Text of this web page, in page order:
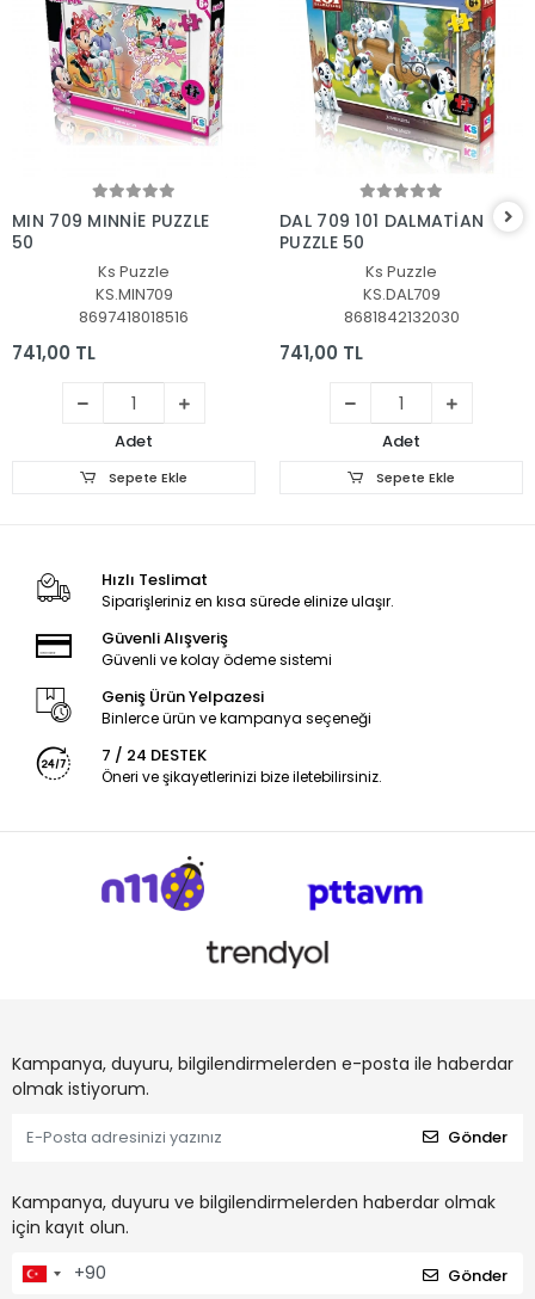
Sepete Ekle
MIN 709 MINNİE PUZZLE
50
Ks Puzzle
KS.MIN709
8697418018516
741,00 TL
Adet
Sepete Ekle
Sepete Ekle
DAL 709 101 DALMATİAN
PUZZLE 50
Ks Puzzle
KS.DAL709
8681842132030
741,00 TL
Adet
Sepete Ekle
Hızlı Teslimat
Siparişleriniz en kısa sürede elinize ulaşır.
Güvenli Alışveriş
Güvenli ve kolay ödeme sistemi
Geniş Ürün Yelpazesi
Binlerce ürün ve kampanya seçeneği
7 / 24 DESTEK
Öneri ve şikayetlerinizi bize iletebilirsiniz.
Kampanya, duyuru, bilgilendirmelerden e-posta ile haberdar
olmak istiyorum.
Gönder
Kampanya, duyuru ve bilgilendirmelerden haberdar olmak
için kayıt olun.
Gönder